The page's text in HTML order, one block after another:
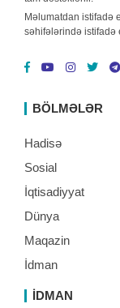
Məlumatdan istifadə
səhifələrində istifadə
BÖLMƏLƏR
Hadisə
Sosial
İqtisadiyyat
Dünya
Maqazin
İdman
İDMAN